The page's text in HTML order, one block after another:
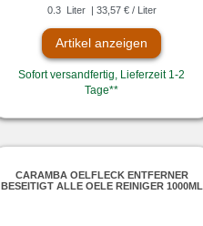
0.3 Liter | 33,57 € / Liter
Artikel anzeigen
Sofort versandfertig, Lieferzeit 1-2
Tage**
CARAMBA OELFLECK ENTFERNER
BESEITIGT ALLE OELE REINIGER 1000ML